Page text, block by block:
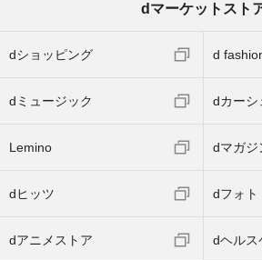
dマーケットスト
dショッピング d
dミュージック dカーシ
Lemino dマガジ
dヒッツ dフォト
dアニメストア dヘルス